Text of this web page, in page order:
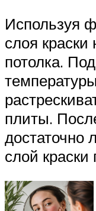
Используя
слоя
потолка.
плиты.
достаточно
слой